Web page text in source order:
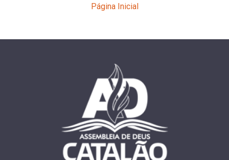
Página Inicial